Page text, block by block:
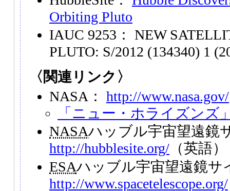
Orbiting Pluto
IAUC 9253： NEW
PLUTO: S/2012 (134340) 1
〈関連リンク〉
NASA： http://www.nasa.gov/
「ニュー・ホライズンズ
NASAハッブル宇宙望遠鏡
http://hubblesite.org/ （英語）
ESAハッブル宇宙望遠鏡サ
http://www.spacetelescope.org/